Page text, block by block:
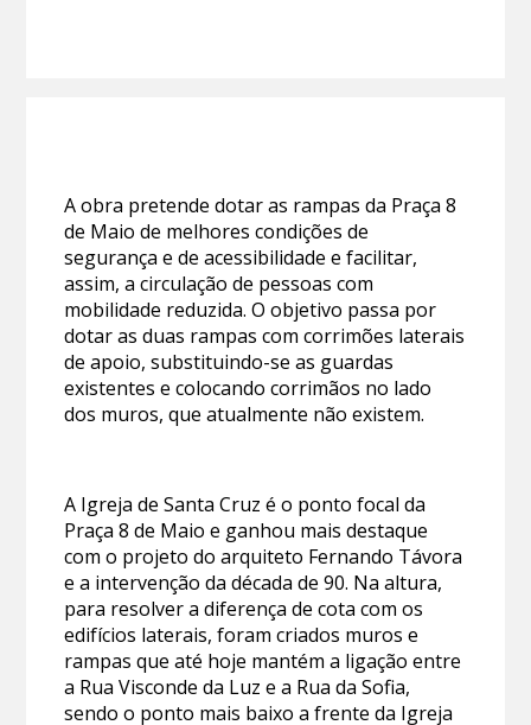
A obra pretende dotar as rampas da Praça 8
de Maio de melhores condições de
segurança e de acessibilidade e facilitar,
assim, a circulação de pessoas com
mobilidade reduzida. O objetivo passa por
dotar as duas rampas com corrimões laterais
de apoio, substituindo-se as guardas
existentes e colocando corrimãos no lado
dos muros, que atualmente não existem.
A Igreja de Santa Cruz é o ponto focal da
Praça 8 de Maio e ganhou mais destaque
com o projeto do arquiteto Fernando Távora
e a intervenção da década de 90. Na altura,
para resolver a diferença de cota com os
edifícios laterais, foram criados muros e
rampas que até hoje mantém a ligação entre
a Rua Visconde da Luz e a Rua da Sofia,
sendo o ponto mais baixo a frente da Igreja